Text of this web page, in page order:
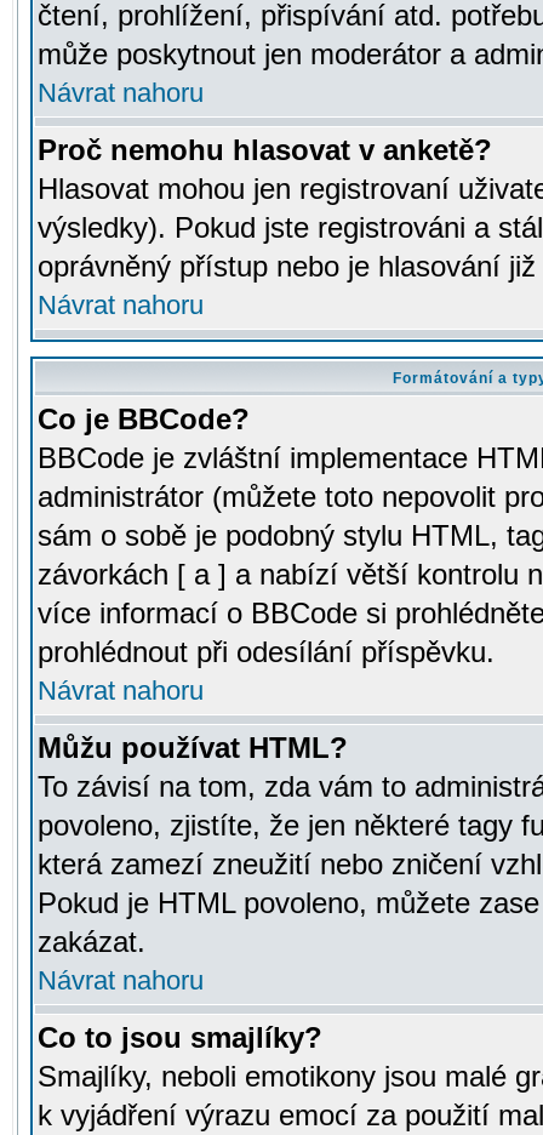
čtení, prohlížení, přispívání atd.
může poskytnout jen moderátor a
Návrat nahoru
Proč nemohu hlasovat v anketě?
Hlasovat mohou jen registrovaní
výsledky). Pokud jste registrováni a
oprávněný přístup nebo je hlasování
Návrat nahoru
Formátování a
Co je BBCode?
BBCode je zvláštní implementace
administrátor (můžete toto nepovolit
sám o sobě je podobný stylu HTML,
závorkách [ a ] a nabízí větší kontrolu
více informací o BBCode si
prohlédnout při odesílání příspěvku.
Návrat nahoru
Můžu používat HTML?
To závisí na tom, zda vám to
povoleno, zjistíte, že jen některé tagy
která zamezí zneužití nebo zničení
Pokud je HTML povoleno, můžete
zakázat.
Návrat nahoru
Co to jsou smajlíky?
Smajlíky, neboli emotikony jsou malé
k vyjádření výrazu emocí za použití